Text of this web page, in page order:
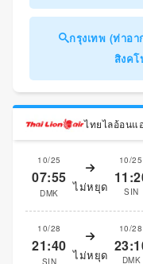
กรุงเทพ (ท่าอ
สิงคโ
ไทยไลอ้อนแ
10/25
07:55
DMK ไม่หยุด
10/25
SIN
10/28
21:40
SIN ไม่หยุด
10/28
DMK